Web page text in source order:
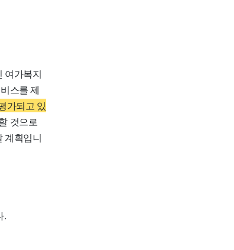
여가복지
스를 제
가되고 있
것으로
계획입니
.